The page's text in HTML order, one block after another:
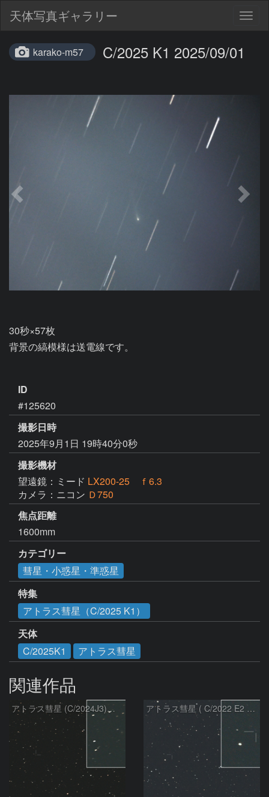
天体写真ギャラリー
karako-m57 C/2025 K1 2025/09/01
30秒×57枚
背景の縞模様は送電線です。
ID
#125620
撮影日時
2025年9月1日 19時40分0秒
撮影機材
望遠鏡：ミード LX200-25 ｆ6.3
カメラ：ニコン Ｄ750
焦点距離
1600mm
カテゴリー
彗星・小惑星・準惑星
特集
アトラス彗星（C/2025 K1）
天体
C/2025K1
アトラス彗星
関連作品
アトラス彗星 (C/2024J3)：2026/08/05 アトラス彗星 ( C/2022 E2 )：2026/07/27